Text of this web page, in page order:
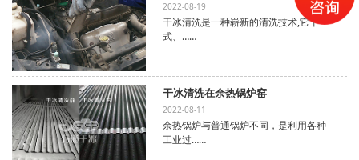
2022-08-19
干冰清洗是一种崭新的清洗技术,它干
式、……
干冰清洗在余热锅炉窑
2022-08-11
余热锅炉与普通锅炉不同，是利用各种
工业过……